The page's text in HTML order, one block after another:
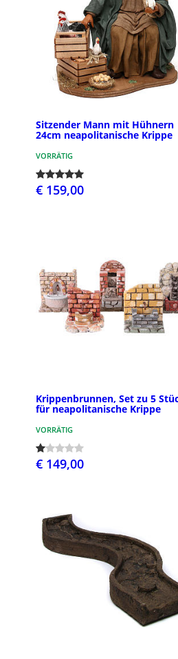
Sitzender Mann mit Hühnern
24cm neapolitanische Krippe
VORRÄTIG
€ 159,00
Krippenbrunnen, Set zu 5
für neapolitanische Krippe
VORRÄTIG
€ 149,00